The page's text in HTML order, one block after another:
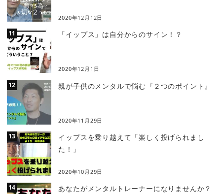
2020年12月12日
「イップス」は自分からのサイン！？
2020年12月1日
親が子供のメンタルで悩む『２つのポイント』
2020年11月29日
イップスを乗り越えて「楽しく投げられまし
た！」
2020年10月29日
あなたがメンタルトレーナーになりませんか？